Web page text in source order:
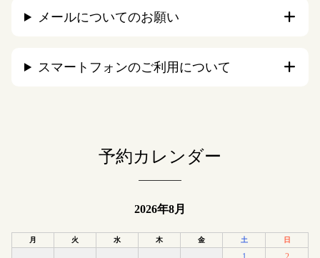
メールについてのお願い
スマートフォンのご利用について
予約カレンダー
2026年8月
月 火 水 木 金 土 日